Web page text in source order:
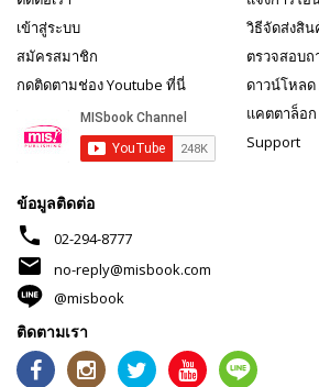
เข้าสู่ระบบ
สมัครสมาชิก
กดติดตามช่อง Youtube ที่นี่
วิธีจัดส่งสิน
ตรวจสอบถ
ดาวน์โหลด
แคตตาล็อก
Support
ข้อมูลติดต่อ
phone 02-294-8777
mail
no-reply@misbook.com
@misbook
ติดตามเรา